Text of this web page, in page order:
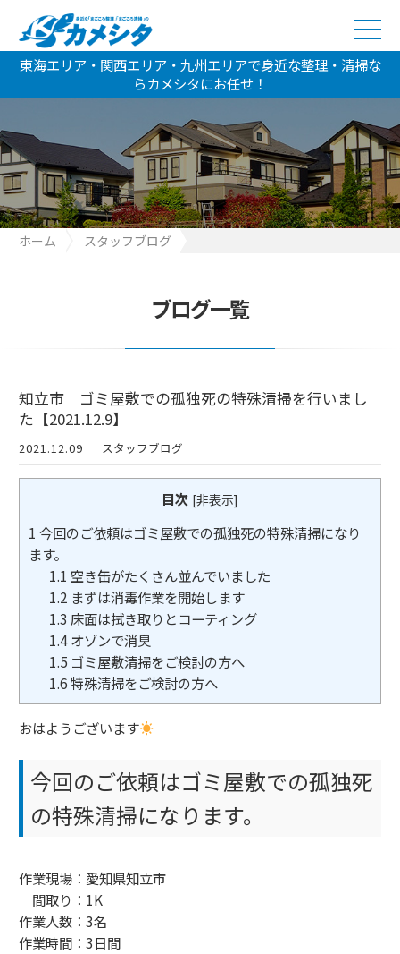
東海エリア・関西エリア・九州エリアで身近な整理・清掃な
らカメシタにお任せ！
ホーム
スタッフブログ
ブログ一覧
知立市 ゴミ屋敷での孤独死の特殊清掃を行いまし
た【2021.12.9】
2021.12.09 スタッフブログ
目次 [非表示]
1 今回のご依頼はゴミ屋敷での孤独死の特殊清掃になり
ます。
1.1 空き缶がたくさん並んでいました
1.2 まずは消毒作業を開始します
1.3 床面は拭き取りとコーティング
1.4オゾンで消臭
1.5 ゴミ屋敷清掃をご検討の方へ
1.6特殊清掃をご検討の方へ
おはようございます
今回のご依頼はゴミ屋敷での孤独死
の特殊清掃になります。
作業現場：愛知県知立市
間取り：1K
作業人数：3名
作業時間：3日間